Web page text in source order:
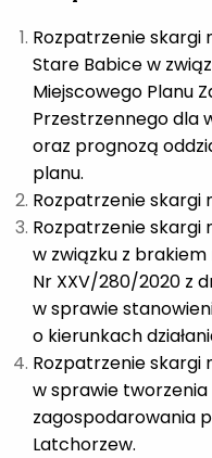
Rozpatrzenie skargi
Stare Babice w
Miejscowego Planu
Przestrzennego dla
oraz prognozą
planu.
Rozpatrzenie skargi
Rozpatrzenie skargi
w związku z brakiem
Nr XXV/280/2020 z
w sprawie
o kierunkach
Rozpatrzenie skargi
w sprawie
zagospodarowania
Latchorzew.